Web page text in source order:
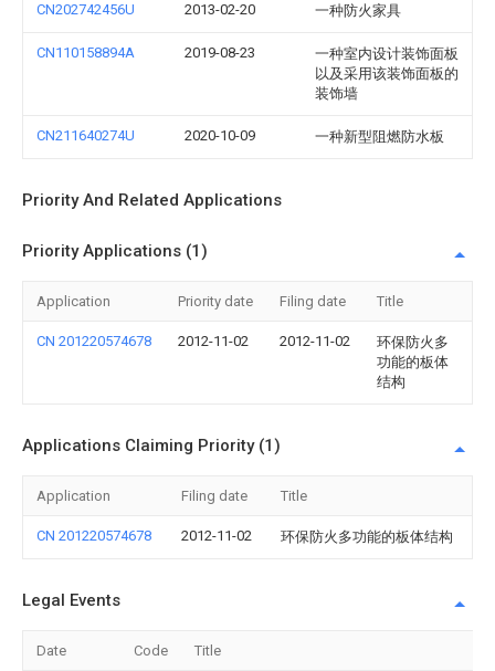
CN202742456U 2013-02-20 一种防火家具
CN110158894A 2019-08-23
一种室内设计装饰面板
以及采用该装饰面板的
装饰墙
CN211640274U 2020-10-09 一种新型阻燃防水板
Priority And Related Applications
Priority Applications (1)
Application Priority date Filing date Title
CN 201220574678 2012-11-02 2012-11-02
环保防火多
功能的板体
结构
Applications Claiming Priority (1)
Application Filing date Title
CN 201220574678 2012-11-02 环保防火多功能的板体结构
Legal Events
Date Code Title